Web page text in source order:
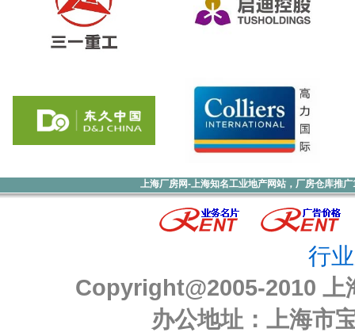
上海厂房网-上海知名工业地产网站，厂房仓库推
行
Copyright@2005-2010 上
办公地址：上海市